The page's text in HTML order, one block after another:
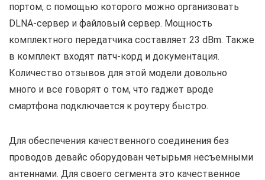
портом, с помощью которого можно организовать
DLNA-сервер и файловый сервер. Мощность
комплектного передатчика составляет 23 dBm. Также
в комплект входят патч-корд и документация.
Количество отзывов для этой модели довольно
много и все говорят о том, что гаджет вроде
смартфона подключается к роутеру быстро.
Для обеспечения качественного соединения без
проводов девайс оборудован четырьмя несъемными
антеннами. Для своего сегмента это качественное